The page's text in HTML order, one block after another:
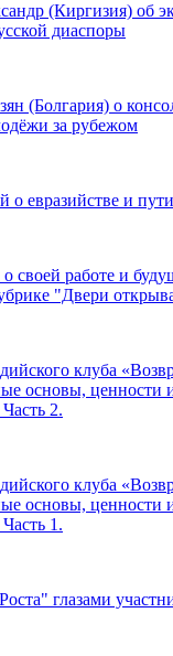
(Киргизия) об
диаспоры
(Болгария) о
за рубежом
о евразийстве и
своей работе и
"Двери
клуба
основы, ценности
2.
клуба
основы, ценности
1.
глазами